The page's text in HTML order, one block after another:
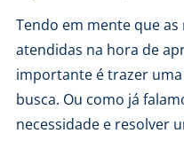
Tendo em mente que
atendidas na hora de
importante é trazer
busca. Ou como já
necessidade e resolver